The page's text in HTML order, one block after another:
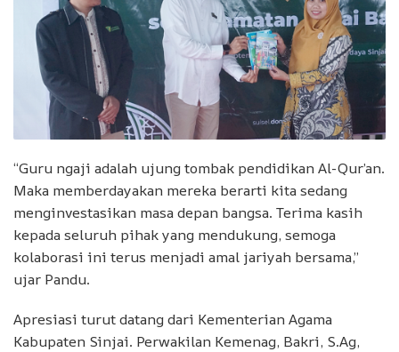
“Guru ngaji adalah ujung tombak pendidikan Al-Qur’an.
Maka memberdayakan mereka berarti kita sedang
menginvestasikan masa depan bangsa. Terima kasih
kepada seluruh pihak yang mendukung, semoga
kolaborasi ini terus menjadi amal jariyah bersama,”
ujar Pandu.
Apresiasi turut datang dari Kementerian Agama
Kabupaten Sinjai. Perwakilan Kemenag, Bakri, S.Ag,